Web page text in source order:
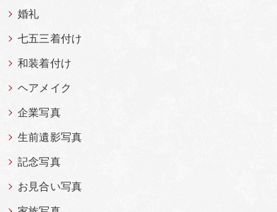
婚礼
七五三着付け
和装着付け
ヘアメイク
企業写真
生前遺影写真
記念写真
お見合い写真